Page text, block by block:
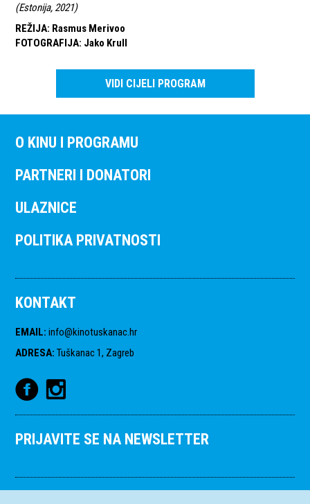
(Estonija, 2021)
REŽIJA: Rasmus Merivoo
FOTOGRAFIJA: Jako Krull
VIDI CIJELI PROGRAM
O KINU I PROGRAMU
PARTNERI I DONATORI
ULAZNICE
POLITIKA PRIVATNOSTI
KONTAKT
EMAIL: info@kinotuskanac.hr
ADRESA: Tuškanac 1, Zagreb
PRIJAVITE SE NA NEWSLETTER